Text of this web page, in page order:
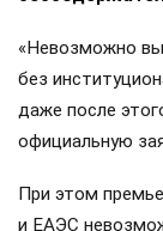
«Невозможно
без
даже после
официальную
При этом
и ЕАЭС